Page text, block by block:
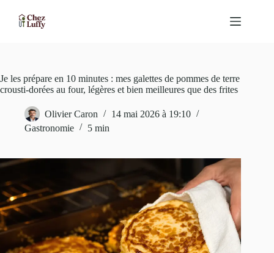
contenu
Je les prépare en 10 minutes : mes galettes de pommes de terre
crousti-dorées au four, légères et bien meilleures que des frites
Olivier Caron
14 mai 2026 à 19:10
Gastronomie
5 min